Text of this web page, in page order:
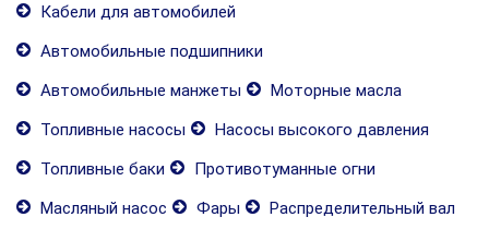
Кабели для автомобилей
Автомобильные подшипники
Автомобильные манжеты
Моторные масла
Топливные насосы
Насосы высокого давления
Топливные баки
Противотуманные огни
Масляный насос
Фары
Распределительный вал